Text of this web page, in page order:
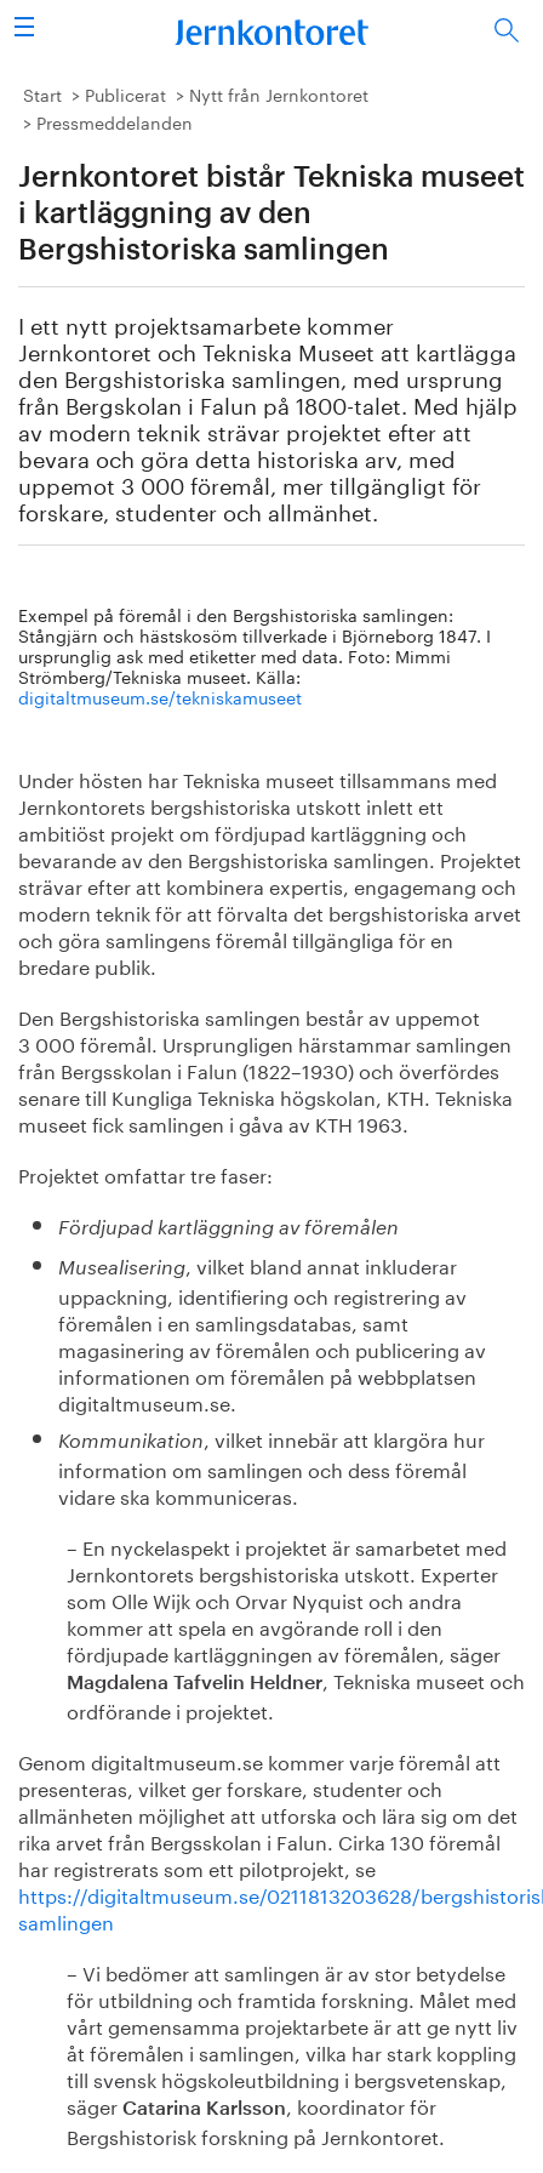
Sök
Stålindustrin
Forskning/utbildning
Energi/miljö
Vi tycker
Publicerat
Bildbank
Om oss
Start Publicerat
Nytt från Jernkontoret
Pressmeddelanden
Jernkontoret bistår Tekniska museet
i kartläggning av den
Bergshistoriska samlingen
I ett nytt projektsamarbete kommer
Jernkontoret och Tekniska Museet att kartlägga
den Bergshistoriska samlingen, med ursprung
från Bergskolan i Falun på 1800-talet. Med hjälp
av modern teknik strävar projektet efter att
bevara och göra detta historiska arv, med
uppemot 3 000 föremål, mer tillgängligt för
forskare, studenter och allmänhet.
Exempel på föremål i den Bergshistoriska samlingen:
Stångjärn och hästskosöm tillverkade i Björneborg 1847. I
ursprunglig ask med etiketter med data. Foto: Mimmi
Strömberg/Tekniska museet. Källa:
digitaltmuseum.se/tekniskamuseet
Under hösten har Tekniska museet tillsammans med
Jernkontorets bergshistoriska utskott inlett ett
ambitiöst projekt om fördjupad kartläggning och
bevarande av den Bergshistoriska samlingen. Projektet
strävar efter att kombinera expertis, engagemang och
modern teknik för att förvalta det bergshistoriska arvet
och göra samlingens föremål tillgängliga för en
bredare publik.
Den Bergshistoriska samlingen består av uppemot
3 000 föremål. Ursprungligen härstammar samlingen
från Bergsskolan i Falun (1822–1930) och överfördes
senare till Kungliga Tekniska högskolan, KTH. Tekniska
museet fick samlingen i gåva av KTH 1963.
Projektet omfattar tre faser:
Fördjupad kartläggning av föremålen
Musealisering, vilket bland annat inkluderar
uppackning, identifiering och registrering av
föremålen i en samlingsdatabas, samt
magasinering av föremålen och publicering av
informationen om föremålen på webbplatsen
digitaltmuseum.se.
Kommunikation, vilket innebär att klargöra hur
information om samlingen och dess föremål
vidare ska kommuniceras.
– En nyckelaspekt i projektet är samarbetet med
Jernkontorets bergshistoriska utskott. Experter
som Olle Wijk och Orvar Nyquist och andra
kommer att spela en avgörande roll i den
fördjupade kartläggningen av föremålen, säger
Magdalena Tafvelin Heldner, Tekniska museet och
ordförande i projektet.
Genom digitaltmuseum.se kommer varje föremål att
presenteras, vilket ger forskare, studenter och
allmänheten möjlighet att utforska och lära sig om det
rika arvet från Bergsskolan i Falun. Cirka 130 föremål
har registrerats som ett pilotprojekt, se
https://digitaltmuseum.se/0211813203628/
samlingen
– Vi bedömer att samlingen är av stor betydelse
för utbildning och framtida forskning. Målet med
vårt gemensamma projektarbete är att ge nytt liv
åt föremålen i samlingen, vilka har stark koppling
till svensk högskoleutbildning i bergsvetenskap,
säger Catarina Karlsson, koordinator för
Bergshistorisk forskning på Jernkontoret.